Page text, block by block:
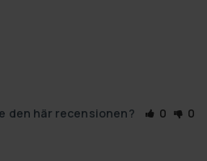
den här recensionen? 0 0